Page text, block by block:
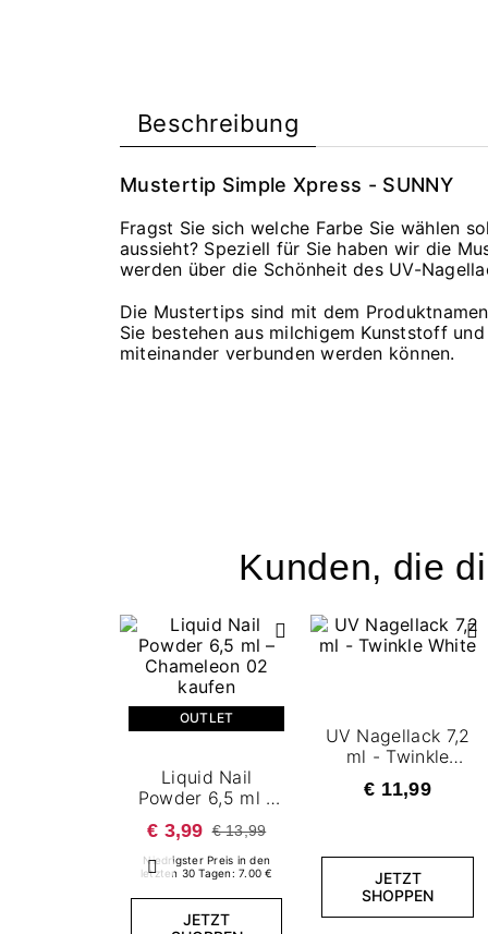
Beschreibung
Mustertip Simple Xpress - SUNNY
Fragst Sie sich welche Farbe Sie wählen
aussieht? Speziell für Sie haben wir die
werden über die Schönheit des UV-
Die Mustertips sind mit dem
Sie bestehen aus milchigem Kunststoff
miteinander verbunden werden können.
Kunden, die
Zurück
OUTLET
Liquid Nail
Powder 6,5 ml –
€ 3,99 € 13,99
Niedrigster Preis in den
letzten 30 Tagen: 7.00 €
JETZT
UV Nagellack 7,2
ml - Twinkle
€ 11,99
JETZT
SHOPPEN